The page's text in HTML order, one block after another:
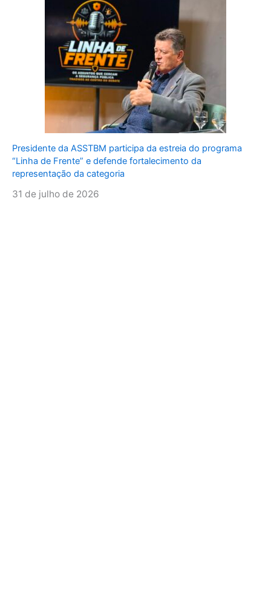
Presidente da ASSTBM participa da estreia do programa
“Linha de Frente” e defende fortalecimento da
representação da categoria
31 de julho de 2026